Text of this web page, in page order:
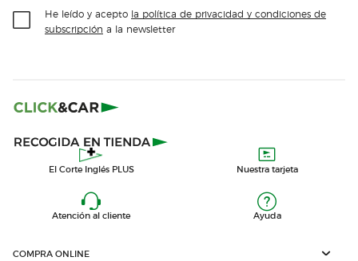
He leído y acepto la política de privacidad y condiciones de
subscripción a la newsletter
El Corte Inglés PLUS Nuestra tarjeta
Atención al cliente Ayuda
COMPRA ONLINE